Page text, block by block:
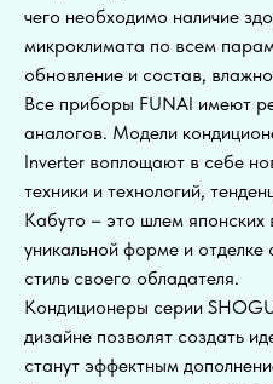
чего необходимо наличие
микроклимата по всем
обновление и состав,
Все приборы FUNAI имеют
аналогов. Модели
Inverter воплощают в себе
техники и технологий,
Кабуто – это шлем
уникальной форме и
стиль своего обладателя.
Кондиционеры серии
дизайне позволят создать
станут эффектным